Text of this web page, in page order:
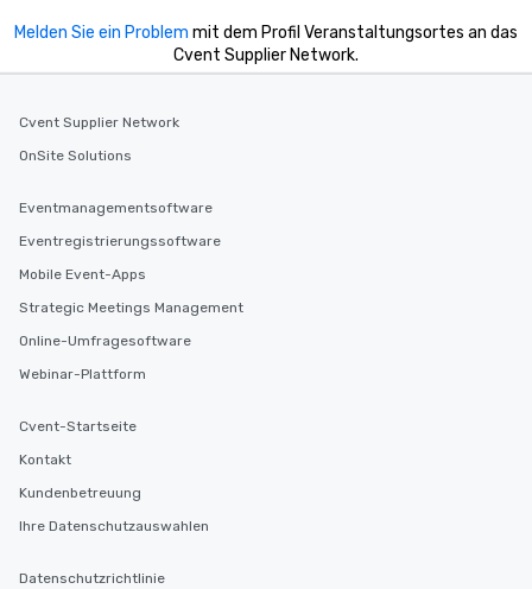
Melden Sie ein Problem mit dem Profil Veranstaltungsortes an das
Cvent Supplier Network.
Cvent Supplier Network
OnSite Solutions
Eventmanagementsoftware
Eventregistrierungssoftware
Mobile Event-Apps
Strategic Meetings Management
Online-Umfragesoftware
Webinar-Plattform
Cvent-Startseite
Kontakt
Kundenbetreuung
Ihre Datenschutzauswahlen
Datenschutzrichtlinie